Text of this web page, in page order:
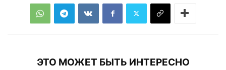
ЭТО МОЖЕТ БЫТЬ ИНТЕРЕСНО